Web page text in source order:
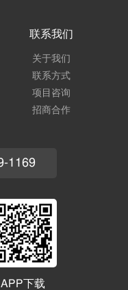
联系我们
关于我们
联系方式
项目咨询
招商合作
1169
APP下载